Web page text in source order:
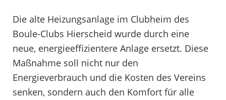
Die alte Heizungsanlage im Clubheim des
Boule-Clubs Hierscheid wurde durch eine
neue, energieeffizientere Anlage ersetzt. Diese
Maßnahme soll nicht nur den
Energieverbrauch und die Kosten des Vereins
senken, sondern auch den Komfort für alle